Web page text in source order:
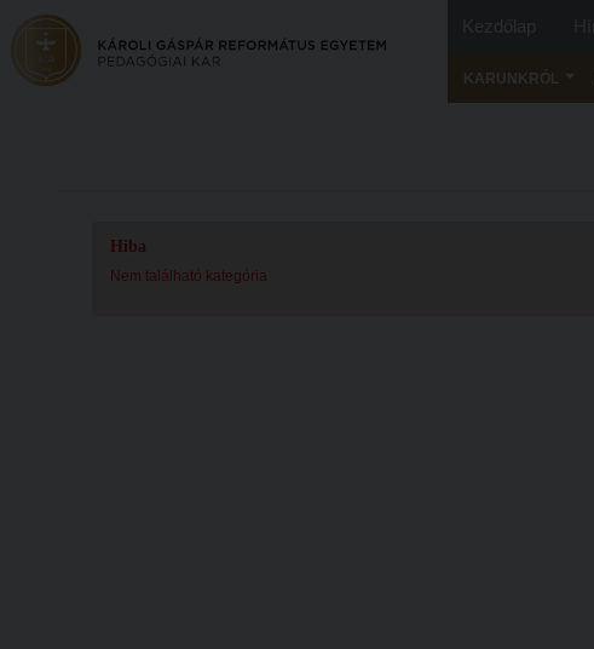
KARUNKRÓL
Hiba
Nem található kategória